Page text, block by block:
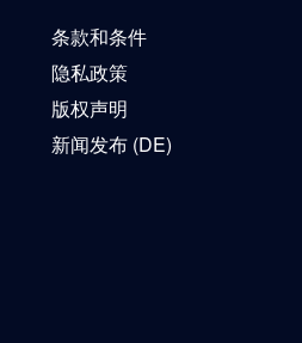
条款和条件
隐私政策
版权声明
新闻发布 (DE)